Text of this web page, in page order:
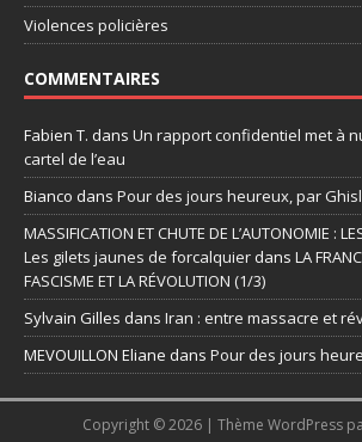
Violences policières
COMMENTAIRES
Fabien T. dans Un rapport confidentiel met à
cartel de l’eau
Bianco dans Pour des jours heureux, par
MASSIFICATION ET CHUTE DE L’AUTONOMIE :
Les gilets jaunes de forcalquier dans LA
FASCISME ET LA RÉVOLUTION (1/3)
Sylvain Gilles dans Iran : entre massacre et
MEVOUILLON Eliane dans Pour des jours
Copyright © 2026 | Thème WordPress